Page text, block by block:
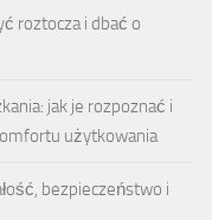
roztocza i dbać o
jak je rozpoznać i
użytkowania
bezpieczeństwo i